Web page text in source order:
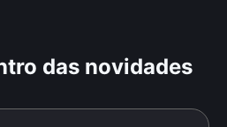
das novidades